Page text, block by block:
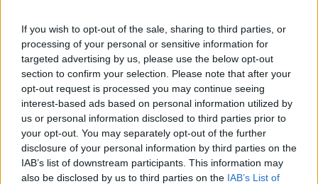
If you wish to opt-out of the sale, sharing to third parties, or
processing of your personal or sensitive information for
targeted advertising by us, please use the below opt-out
section to confirm your selection. Please note that after your
opt-out request is processed you may continue seeing
interest-based ads based on personal information utilized by
us or personal information disclosed to third parties prior to
your opt-out. You may separately opt-out of the further
disclosure of your personal information by third parties on the
IAB’s list of downstream participants. This information may
also be disclosed by us to third parties on the IAB’s List of
problem pozostał, czuję ciągły dyskomfort oraz
mam zaczerwienienia w bruzdach między
wargowych. Posiewy są czyste. Lekarka
chciałaby wykonac u mnie osocze
bogatoplytkowe w te miejsca. Może któraś z
Was miala wykonywany tali zabieg i moze cos o
nim wiecej sie wypowiedzieć. Będę wdzięczna
za wszelkie informacje
Forum:
Ginekologia - forum dla rodziny i
pacjentki
gość
Witam co to może być ?
Zaczęło swędzieć i zobaczyłam to